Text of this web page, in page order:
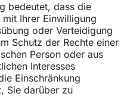
bedeutet, dass die
Ihrer Einwilligung
oder Verteidigung
Schutz der Rechte einer
Person oder aus
Interesses
Einschränkung
Sie darüber zu